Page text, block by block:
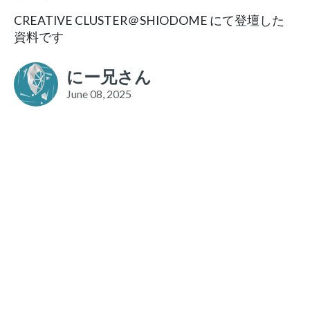
CREATIVE CLUSTER＠SHIODOME にて登壇した
資料です
にー兄さん
June 08, 2025